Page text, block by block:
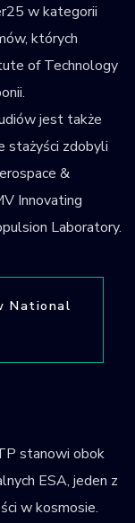
w kategorii
których
of Technology
jest także
stażyści zdobyli
&
Innovating
Laboratory.
National
stanowi obok
ESA, jeden z
w kosmosie.